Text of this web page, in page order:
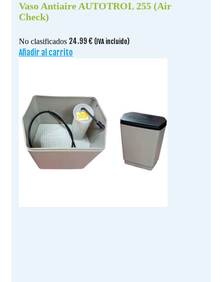
Vaso Antiaire AUTOTROL 255 (Air
Check)
No clasificados 24.99 € (IVA incluido)
Añadir al carrito